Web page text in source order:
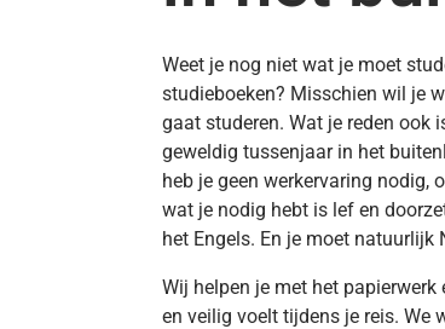
Weet je nog niet wat je moet
studieboeken? Misschien wil je
gaat studeren. Wat je reden ook
geweldig tussenjaar in het
heb je geen werkervaring nodig,
wat je nodig hebt is lef en
het Engels. En je moet natuurlijk
Wij helpen je met het
en veilig voelt tijdens je reis. We